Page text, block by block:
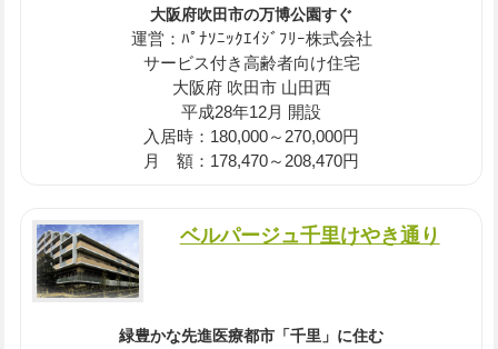
大阪府吹田市の万博公園すぐ
運営：ﾊﾟﾅｿﾆｯｸｴｲｼﾞﾌﾘｰ株式会社
サービス付き高齢者向け住宅
大阪府 吹田市 山田西
平成28年12月 開設
入居時：180,000～270,000円
月 額：178,470～208,470円
ベルパージュ千里けやき通り
緑豊かな先進医療都市「千里」に住む